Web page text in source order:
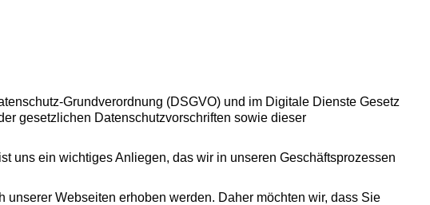
Grundverordnung (DSGVO) und im Digitale Dienste Gesetz
gesetzlichen Datenschutzvorschriften sowie dieser
uns ein wichtiges Anliegen, das wir in unseren Geschäftsprozessen
Webseiten erhoben werden. Daher möchten wir, dass Sie